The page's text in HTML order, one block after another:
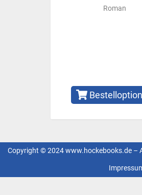
Roman
Copyright © 2024 www.hockebooks.de –